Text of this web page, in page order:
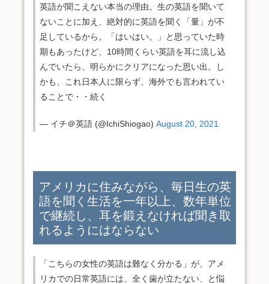
英語が聞こえない本当の理由。生の英語を聞いて
ないことに加え、絶対的に英語を聞く「量」が不
足しているから。「はいはい。」と思っていた時
期もあったけど、10時間くらい英語を耳に流し込
んでいたら、明らかにクリアになった思い出。し
かも、これ日本人に限らず、海外でも言われてい
ることで・・続く
— イチ＠英語 (@IchiShiogao)August 20, 2021
アメリカに住みながら、毎日生の英
語を聞く生活を一年以上、数年単位
で継続し、耳を鍛えなければ聞き取
れるようにはならない
「こちらの女性の英語は難なく分かる」が、アメ
リカでの日常英語には、全く歯が立たない、と悩